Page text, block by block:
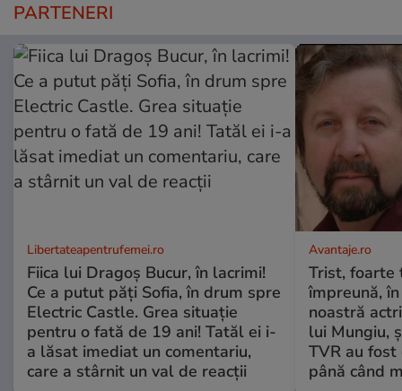
PARTENERI
Libertateapentrufemei.ro
Fiica lui Dragoș Bucur, în lacrimi!
Ce a putut păți Sofia, în drum spre
Electric Castle. Grea situație
pentru o fată de 19 ani! Tatăl ei i-
a lăsat imediat un comentariu,
care a stârnit un val de reacții
Avantaje.ro
Trist, foarte
împreună,
noastră
lui Mungiu,
TVR au
până când